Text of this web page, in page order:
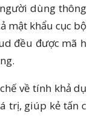
dùng thông
mật khẩu cục bộ
đều được mã h
về tính khả dụ
trị, giúp kẻ tấn c